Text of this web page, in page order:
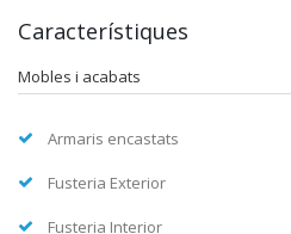
Característiques
Mobles i acabats
Armaris encastats
Fusteria Exterior
Fusteria Interior